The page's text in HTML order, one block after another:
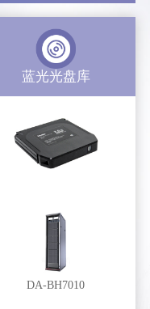
蓝光光盘库
DA-BH7010